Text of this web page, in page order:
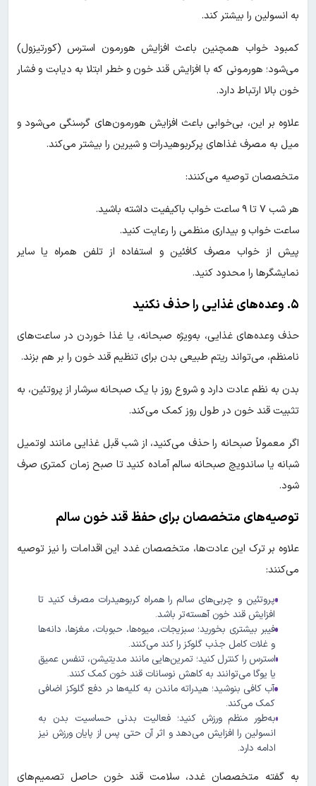
به انسولین را بیشتر کند.
کمبود خواب همچنین باعث افزایش هورمون استرس (کورتیزول)
می‌شود؛ هورمونی که با افزایش قند خون و خطر ابتلا به دیابت و فشار
خون بالا ارتباط دارد.
علاوه بر این، بی‌خوابی باعث افزایش هورمون‌های گرسنگی می‌شود و
میل به مصرف غذاهای پرکربوهیدرات و شیرین را بیشتر می‌کند.
متخصصان توصیه می‌کنند:
هر شب ۷ تا ۹ ساعت خواب باکیفیت داشته باشید.
ساعت خواب و بیداری منظمی را رعایت کنید.
پیش از خواب مصرف کافئین و استفاده از تلفن همراه یا سایر
نمایشگرها را محدود کنید.
۵. وعده‌های غذایی را حذف نکنید
حذف وعده‌های غذایی، به‌ویژه صبحانه، یا غذا خوردن در ساعت‌های
نامنظم، می‌تواند ریتم طبیعی بدن برای تنظیم قند خون را بر هم بزند.
بدن به نظم عادت دارد و شروع روز با یک صبحانه سرشار از پروتئین، به
تثبیت قند خون در طول روز کمک می‌کند.
اگر معمولاً صبحانه را حذف می‌کنید، از شب قبل غذایی مانند اوتمیل
شبانه یا ساندویچ صبحانه سالم آماده کنید تا صبح زمان کمتری صرف
شود.
توصیه‌های متخصصان برای حفظ قند خون سالم
علاوه بر ترک این عادت‌ها، متخصصان غدد این اقدامات را نیز توصیه
می‌کنند:
پروتئین و چربی‌های سالم را همراه کربوهیدرات مصرف کنید تا
افزایش قند خون آهسته‌تر باشد.
فیبر بیشتری بخورید؛ سبزیجات، میوه‌ها، حبوبات، مغزها، دانه‌ها
و غلات کامل جذب گلوکز را کند می‌کنند.
استرس را کنترل کنید؛ تمرین‌هایی مانند مدیتیشن، تنفس عمیق
یا یوگا می‌توانند به کاهش نوسانات قند خون کمک کنند.
آب کافی بنوشید؛ هیدراته ماندن به کلیه‌ها در دفع گلوکز اضافی
کمک می‌کند.
به‌طور منظم ورزش کنید؛ فعالیت بدنی حساسیت بدن به
انسولین را افزایش می‌دهد و اثر آن حتی پس از پایان ورزش نیز
ادامه دارد.
به گفته متخصصان غدد، سلامت قند خون حاصل تصمیم‌های